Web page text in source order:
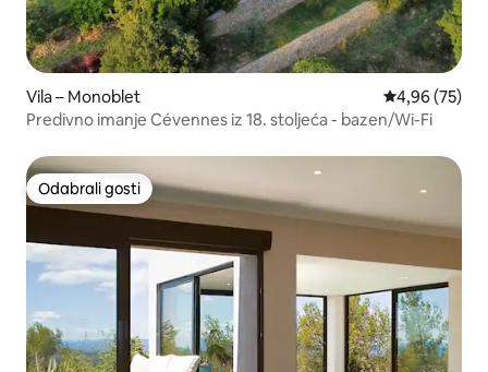
Vila – Monoblet Prosječna
4,96 (75)
Predivno imanje Cévennes iz 18. stoljeća - bazen/Wi-Fi
Odabrali gosti
Odabrali gosti